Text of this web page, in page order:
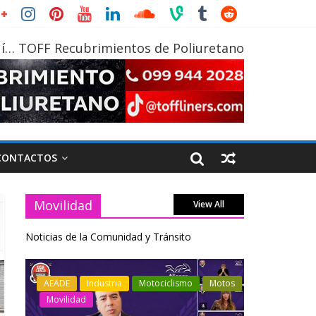
TOFF Recubrimientos de Poliuretano
Movilidad View All
Noticias de la Comunidad y Tránsito
Industria Movilidad
Transporte
Varios